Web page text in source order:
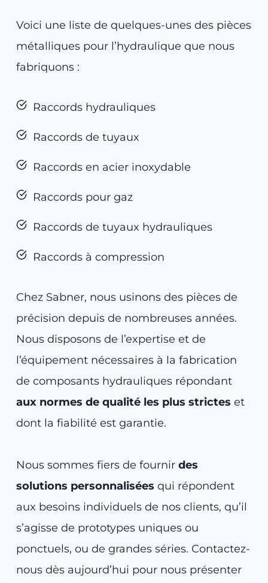
Voici une liste de quelques-unes des pièces
métalliques pour l’hydraulique que nous
fabriquons :
Raccords hydrauliques
Raccords de tuyaux
Raccords en acier inoxydable
Raccords pour gaz
Raccords de tuyaux hydrauliques
Raccords à compression
Chez Sabner, nous usinons des pièces de
précision depuis de nombreuses années.
Nous disposons de l’expertise et de
l’équipement nécessaires à la fabrication
de composants hydrauliques répondant
aux normes de qualité les plus strictes et
dont la fiabilité est garantie.
Nous sommes fiers de fournir des
solutions personnalisées qui répondent
aux besoins individuels de nos clients, qu’il
s’agisse de prototypes uniques ou
ponctuels, ou de grandes séries. Contactez-
nous dès aujourd’hui pour nous présenter